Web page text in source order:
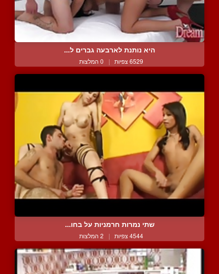
היא נותנת לארבעה גברים ל...
6529 צפיות | 0 המלצות
שתי נמרות חרמניות על בחו...
4544 צפיות | 2 המלצות